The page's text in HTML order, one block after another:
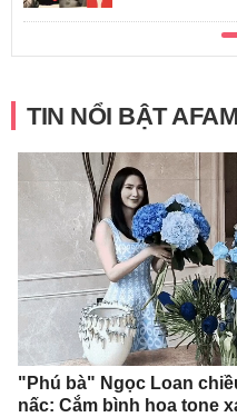
TIN NỔI BẬT
"Phú bà" Ngọc Loan
nấc: Cắm bình hoa tone